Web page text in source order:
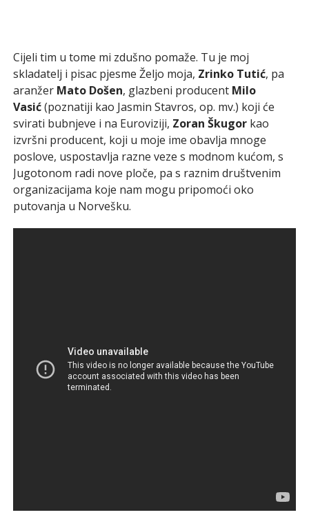
Cijeli tim u tome mi zdušno pomaže. Tu je moj
skladatelj i pisac pjesme Željo moja, Zrinko Tutić, pa
aranžer Mato Došen, glazbeni producent Milo
Vasić(poznatiji kao Jasmin Stavros, op. mv.) koji će
svirati bubnjeve i na Euroviziji, Zoran Škugorkao
izvršni producent, koji u moje ime obavlja mnoge
poslove, uspostavlja razne veze s modnom kućom, s
Jugotonom radi nove ploče, pa s raznim društvenim
organizacijama koje nam mogu pripomoći oko
putovanja u Norvešku.